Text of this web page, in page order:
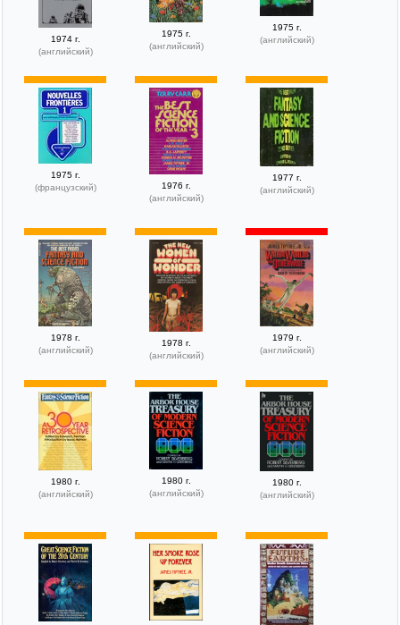
1974 г.
(английский)
1975 г.
(английский)
1975 г.
(английский)
1975 г.
(французский)
1976 г.
(английский)
1977 г.
(английский)
1978 г.
(английский)
1978 г.
(английский)
1979 г.
(английский)
1980 г.
(английский)
1980 г.
(английский)
1980 г.
(английский)